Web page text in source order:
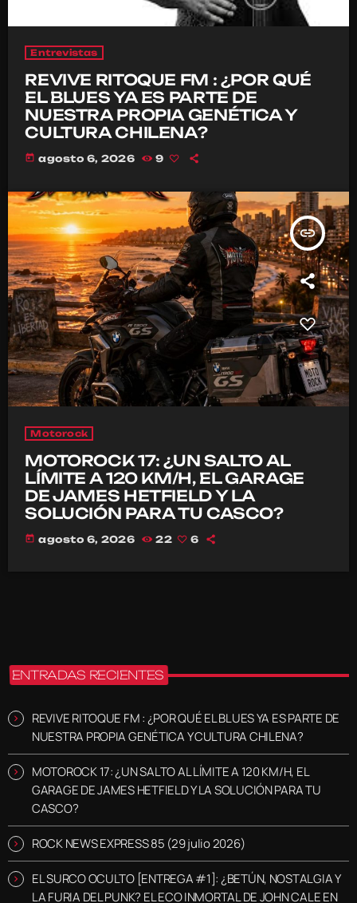
Entrevistas
REVIVE RITOQUE FM : ¿POR QUÉ
EL BLUES YA ES PARTE DE
NUESTRA PROPIA GENÉTICA Y
CULTURA CHILENA?
today agosto 6, 2026 9
insert_link
Motorock
MOTOROCK 17: ¿UN SALTO AL
LÍMITE A 120 KM/H, EL GARAGE
DE JAMES HETFIELD Y LA
SOLUCIÓN PARA TU CASCO?
today agosto 6, 2026 22 6
ENTRADAS RECIENTES
REVIVE RITOQUE FM : ¿POR QUÉ EL BLUES YA ES PARTE DE
NUESTRA PROPIA GENÉTICA Y CULTURA CHILENA?
MOTOROCK 17: ¿UN SALTO AL LÍMITE A 120 KM/H, EL
GARAGE DE JAMES HETFIELD Y LA SOLUCIÓN PARA TU
CASCO?
ROCK NEWS EXPRESS 85 (29 julio 2026)
EL SURCO OCULTO [ENTREGA #1]: ¿BETÚN, NOSTALGIA Y
LA FURIA DEL PUNK? EL ECO INMORTAL DE JOHN CALE EN